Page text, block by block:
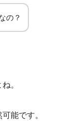
の？
。
能です。